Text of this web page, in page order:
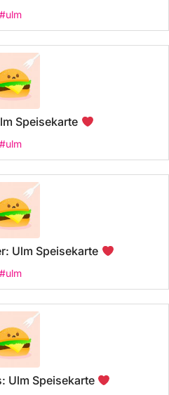
#ulm
Speisekarte
#ulm
Ulm Speisekarte
#ulm
Ulm Speisekarte